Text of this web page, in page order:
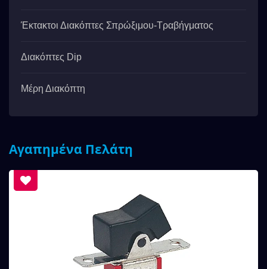
Έκτακτοι Διακόπτες Σπρώξιμου-Τραβήγματος
Διακόπτες Dip
Μέρη Διακόπτη
Αγαπημένα Πελάτη